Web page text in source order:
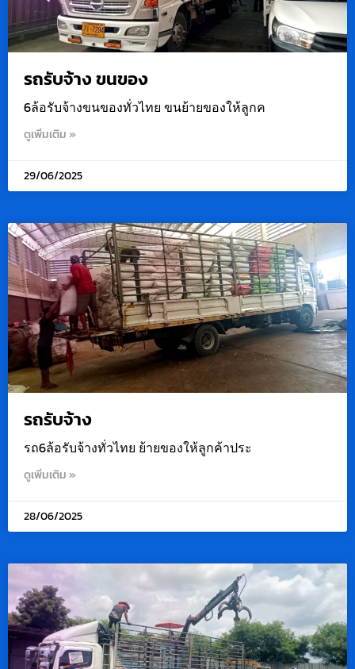
รถรับจ้าง ขนของ
6ล้อรับจ้างขนของทั่วไทย ขนย้ายของให้ลูกค
ดูเพิ่มเติม »
29/06/2025
รถรับจ้าง
รถ6ล้อรับจ้างทั่วไทย ย้ายของให้ลูกค้าประ
ดูเพิ่มเติม »
28/06/2025